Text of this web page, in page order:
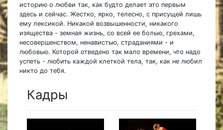
историю о любви так, как будто делает это первым
здесь и сейчас. Жестко, ярко, телесно, с присущей лишь
ему лексикой. Никакой возвышенности, никакого
изящества - земная жизнь, со всей ее болью, грехами,
несовершенством, ненавистью, страданиями - и
любовью. Которой отведено так мало времени, что надо
успеть - любить каждой клеткой тела, так, как не любил
никто до тебя.
Кадры